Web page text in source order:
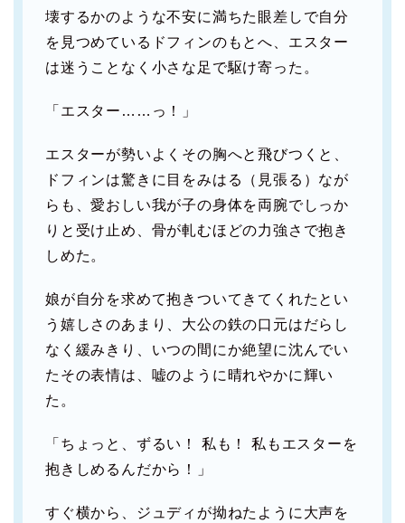
壊するかのような不安に満ちた眼差しで自分
を見つめているドフィンのもとへ、エスター
は迷うことなく小さな足で駆け寄った。
「エスター……っ！」
エスターが勢いよくその胸へと飛びつくと、
ドフィンは驚きに目をみはる（見張る）なが
らも、愛おしい我が子の身体を両腕でしっか
りと受け止め、骨が軋むほどの力強さで抱き
しめた。
娘が自分を求めて抱きついてきてくれたとい
う嬉しさのあまり、大公の鉄の口元はだらし
なく緩みきり、いつの間にか絶望に沈んでい
たその表情は、嘘のように晴れやかに輝い
た。
「ちょっと、ずるい！ 私も！ 私もエスターを
抱きしめるんだから！」
すぐ横から、ジュディが拗ねたように大声を